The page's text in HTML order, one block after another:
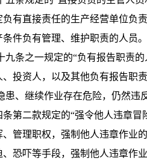
有直接责任的生产经营单位负
件负有管理、维护职责的人员。
九条之一规定的“负有报告职责
投资人，以及其他负有报告职
患、继续作业存在危险，仍然
第二款规定的“强令他人违章冒
、管理职权，强制他人违章作业
、恐吓等手段，强制他人违章作